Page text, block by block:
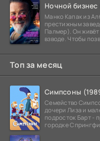
Ночной
Манко Капак из
престижным
Палмер). Он живёт
взводе. Чтобы
Топ за месяц
Симпсоны
Семейство
дочери Лиза и
подросток Барт -
городке